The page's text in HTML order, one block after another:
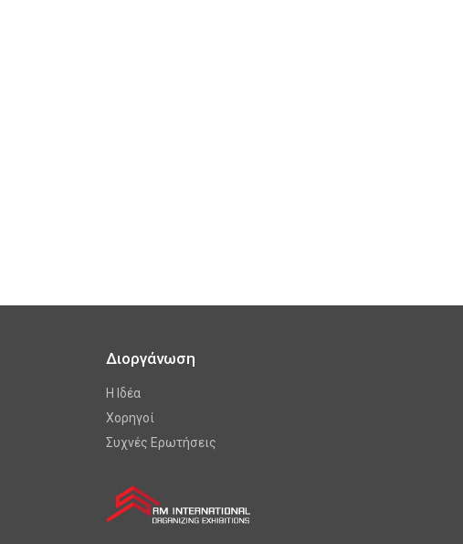
Διοργάνωση
Η Ιδέα
Χορηγοί
Συχνές Ερωτήσεις